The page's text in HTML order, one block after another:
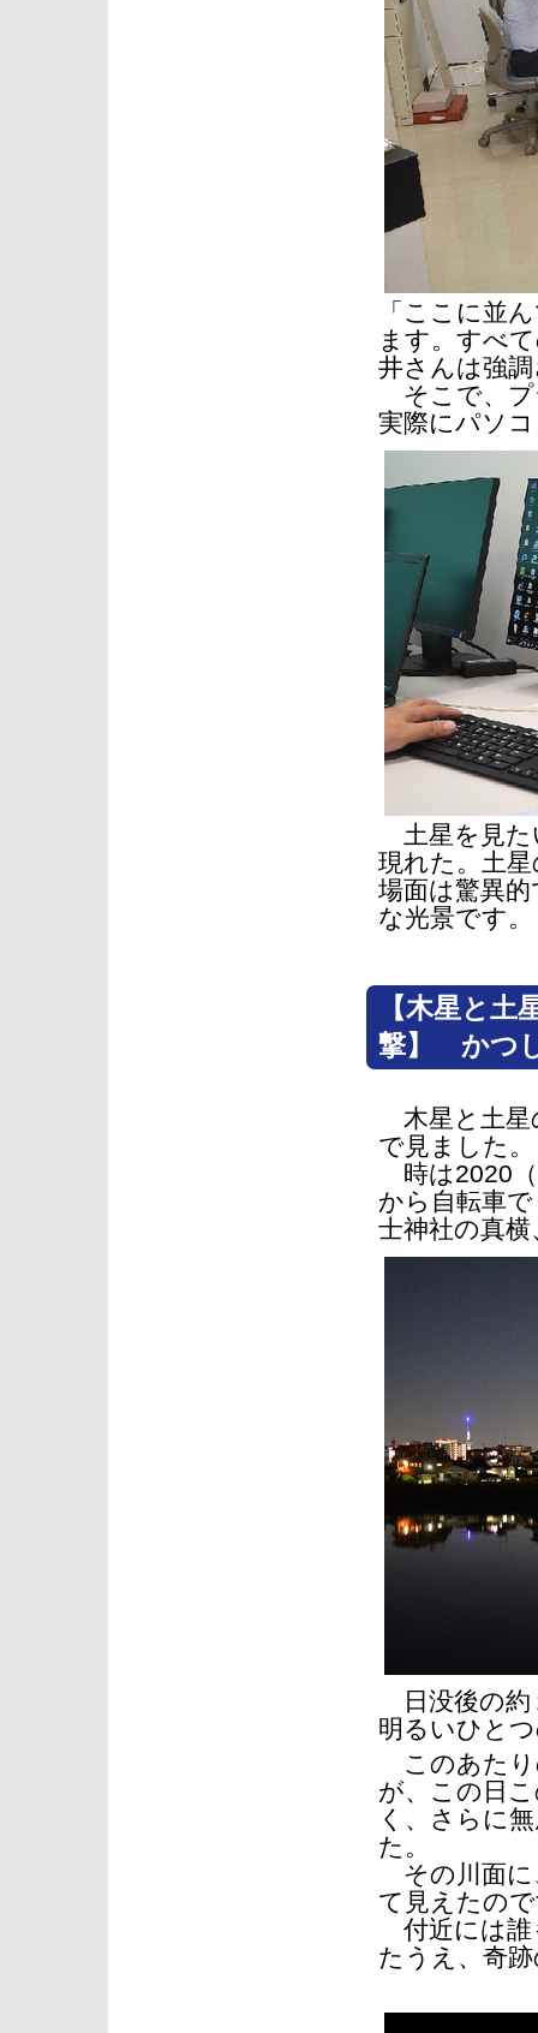
「ここに並
ます。すべ
井さんは強
そこで、プ
実際にパソ
土星を見た
現れた。土
場面は驚異
な光景です。
【木星と土
撃】 かつ
木星と土星
で見ました。
時は2020（
から自転車
士神社の真
日没後の約
明るいひと
このあたり
が、この日
く、さらに
た。
その川面に
て見えたの
付近には誰
たうえ、奇